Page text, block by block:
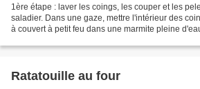
1ère étape : laver les coings, les couper et les
saladier. Dans une gaze, mettre l'intérieur des
à couvert à petit feu dans une marmite pleine
Ratatouille au four